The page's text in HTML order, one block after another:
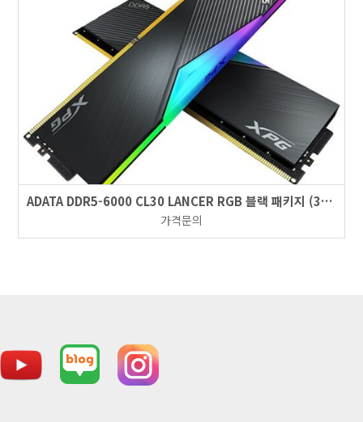
ADATA DDR5-6000 CL30 LANCER RGB 블랙 패키지 (32GB(16Gx2))
가격문의